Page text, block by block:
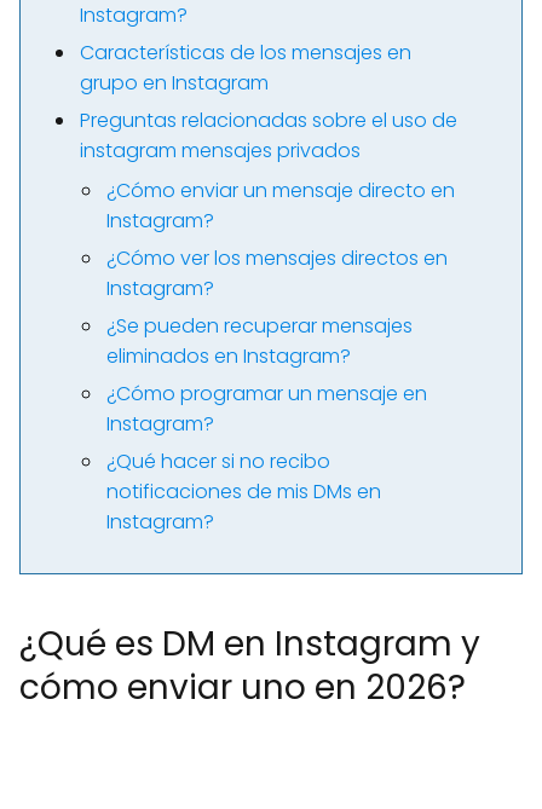
Instagram?
Características de los mensajes en
grupo en Instagram
Preguntas relacionadas sobre el uso de
instagram mensajes privados
¿Cómo enviar un mensaje directo en
Instagram?
¿Cómo ver los mensajes directos en
Instagram?
¿Se pueden recuperar mensajes
eliminados en Instagram?
¿Cómo programar un mensaje en
Instagram?
¿Qué hacer si no recibo
notificaciones de mis DMs en
Instagram?
¿Qué es DM en Instagram y
cómo enviar uno en 2026?